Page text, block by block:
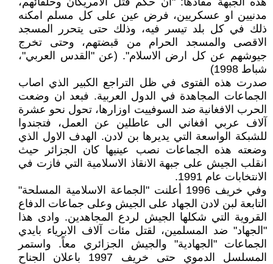
مدنيين او عسكريين، فرض عين على كل مسلم امكنه
ذلك في كل بلد تيسر فيه، وذلك حتى يتحرر المسجد
الاقصى والمسجد الحرام من قبضتهم، وحتى تخرج
جيوشهم عن كل ارض الاسلام". (عن "القدس العربي"،
شباط 1998)
صدرت هذه الفتوى في ظل التراجع الكبير الذي اصاب
الجماعات المجاهدة في الدول العربية. فبعد ان وضعت
الحرب الافغانية ضد السوفييت اوزارها، تحول نحو عشرة
آلاف عربي افغاني الى عاطلين عن العمل، فتجندوا
للشبكة الواسعة التي يديرها بن لادن. الهدف الاول الذي
وضعته هذه الجماعات نصب عينيها كان الجزائر حيث
انقلب الجيش على جبهة الانقاذ الاسلامية التي فازت في
الانتخابات عام 1991.
وفي خريف 1996 أعلنت "الجماعة الاسلامية المسلحة"
التابعة لبن لادن الجهاد على الجيش وعلى جماعات الدفاع
القروية التي شكلها الجيش لردع المجاهدين. وادى هذا
"الجهاد" ضد المسلمين، لقتل مئات آلاف الابرياء بايدي
الجماعات "الجهادية" والجيش الجزائري معاً. واستمر
المسلسل الدموي حتى خريف 1997 باعلان الجناح